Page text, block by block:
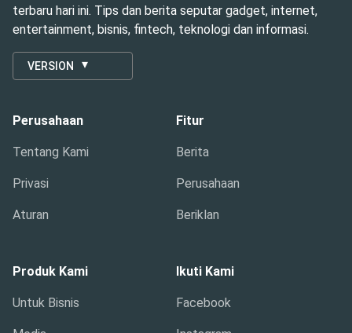
terbaru hari ini. Tips dan berita seputar gadget, internet,
entertainment, bisnis, fintech, teknologi dan informasi.
VERSION
Perusahaan
Tentang Kami
Privasi
Aturan
Fitur
Berita
Perusahaan
Beriklan
Produk Kami
Untuk Bisnis
Ikuti Kami
Facebook